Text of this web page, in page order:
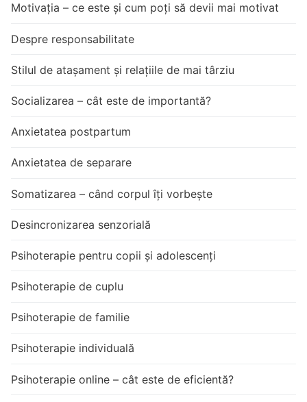
Motivația – ce este și cum poți să devii mai motivat
Despre responsabilitate
Stilul de atașament și relațiile de mai târziu
Socializarea – cât este de importantă?
Anxietatea postpartum
Anxietatea de separare
Somatizarea – când corpul îți vorbește
Desincronizarea senzorială
Psihoterapie pentru copii și adolescenți
Psihoterapie de cuplu
Psihoterapie de familie
Psihoterapie individuală
Psihoterapie online – cât este de eficientă?